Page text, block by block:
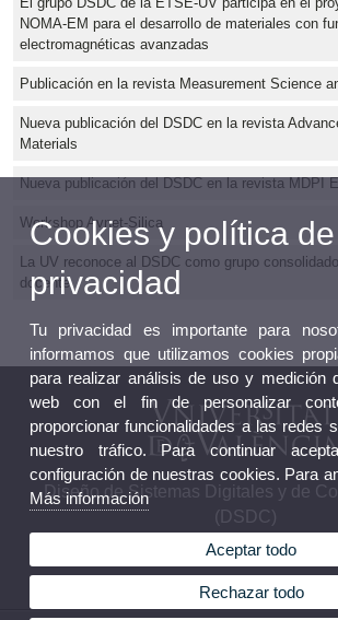
NOMA-EM para el desarrollo de materiales con
electromagnéticas avanzadas
Publicación en la revista Measurement Science
Nueva publicación del DSDC en la revista
Materials
Nueva publicación del DSDC en la revista MDPI
Workshop Avnet-Silica
La UV reconoce al DSDC como grupo
docente
Diseño de Sistemas Digitales y de
(DSDC)
Cookies y política de
privacidad
Tu privacidad es importante para
informamos que utilizamos cookies
para realizar análisis de uso y medición
web con el fin de personalizar
proporcionar funcionalidades a las redes
nuestro tráfico. Para continuar
configuración de nuestras cookies. Para
Más información
Aceptar todo
Rechazar todo